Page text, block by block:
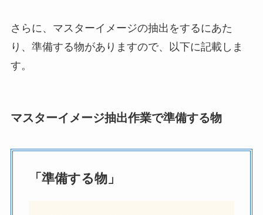
さらに、マスターイメージの抽出をするにあた
り、準備する物がありますので、以下に記載しま
す。
マスターイメージ抽出作業で準備する物
「準備する物」